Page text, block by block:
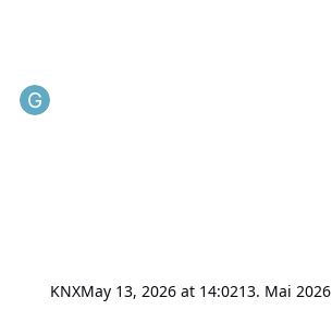
KNXMay 13, 2026 at 14:0213. Mai 2026